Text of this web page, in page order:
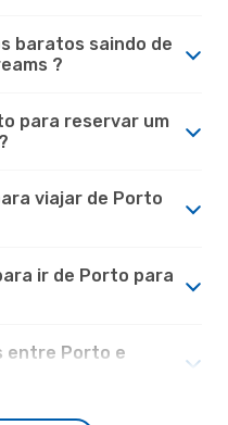
baratos saindo de
?
para reservar um
viajar de Porto
ir de Porto para
entre Porto e